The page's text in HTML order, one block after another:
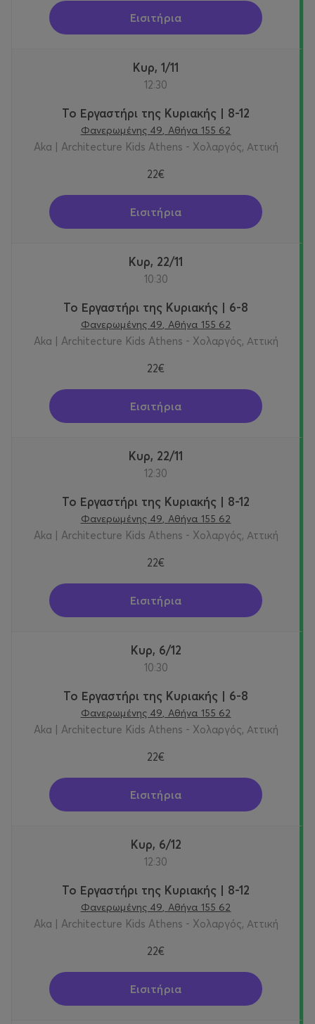
Εισιτήρια
Κυρ, 1/11
12:30
Το Εργαστήρι της Κυριακής | 8-12
Φανερωμένης 49, Αθήνα 155 62
Aka | Architecture Kids Athens - Χολαργός, Αττική
22€
Εισιτήρια
Κυρ, 22/11
10:30
Το Εργαστήρι της Κυριακής | 6-8
Φανερωμένης 49, Αθήνα 155 62
Aka | Architecture Kids Athens - Χολαργός, Αττική
22€
Εισιτήρια
Κυρ, 22/11
12:30
Το Εργαστήρι της Κυριακής | 8-12
Φανερωμένης 49, Αθήνα 155 62
Aka | Architecture Kids Athens - Χολαργός, Αττική
22€
Εισιτήρια
Κυρ, 6/12
10:30
Το Εργαστήρι της Κυριακής | 6-8
Φανερωμένης 49, Αθήνα 155 62
Aka | Architecture Kids Athens - Χολαργός, Αττική
22€
Εισιτήρια
Κυρ, 6/12
12:30
Το Εργαστήρι της Κυριακής | 8-12
Φανερωμένης 49, Αθήνα 155 62
Aka | Architecture Kids Athens - Χολαργός, Αττική
22€
Εισιτήρια